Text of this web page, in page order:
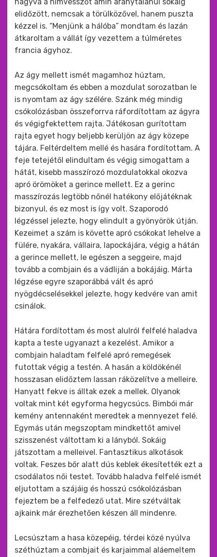
elidőzött, nemcsak a törülközővel, hanem puszta
kézzel is. “Menjünk a hálóba” mondtam és lazán
átkaroltam a vállát így vezettem a túlméretes
francia ágyhoz.
Az ágy mellett ismét magamhoz húztam,
megcsókoltam és ebben a mozdulat sorozatban le
is nyomtam az ágy szélére. Szánk még mindig
csókolózásban összeforrva ráfordítottam az ágyra
és végigfektettem rajta. Játékosan gurítottam
rajta egyet hogy beljebb kerüljön az ágy közepe
tájára. Feltérdeltem mellé és hasára fordítottam. A
feje tetejétől elindultam és végig simogattam a
hátát, kisebb masszírozó mozdulatokkal okozva
apró örömöket a gerince mellett. Ez a gerinc
masszírozás legtöbb nőnél hatékony előjátéknak
bizonyul, és ez most is így volt. Szaporodó
légzéssel jelezte, hogy elindult a gyönyörök útján.
Kezeimet a szám is követte apró csókokat lehelve a
fülére, nyakára, vállaira, lapockájára, végig a hátán
a gerince mellett, le egészen a seggeire, majd
tovább a combjain és a vádliján a bokájáig. Márta
légzése egyre szaporábbá vált és apró
nyögdécselésekkel jelezte, hogy kedvére van amit
csinálok.
Hátára fordítottam és most alulról felfelé haladva
kapta a teste ugyanazt a kezelést. Amikor a
combjain haladtam felfelé apró remegések
futottak végig a testén. A hasán a köldökénél
hosszasan elidőztem lassan ráközelítve a melleire.
Hanyatt fekve is álltak ezek a mellek. Olyanok
voltak mint két egyforma hegycsúcs. Bimbói már
kemény antennaként meredtek a mennyezet felé.
Egymás után megszoptam mindkettőt amivel
szisszenést váltottam ki a lányból. Sokáig
játszottam a melleivel. Fantasztikus alkotások
voltak. Feszes bőr alatt dús keblek ékesítették ezt a
csodálatos női testet. Tovább haladva felfelé ismét
eljutottam a szájáig és hosszú csókolózásban
fejeztem be a felfedező utat. Mire szétváltak
ajkaink már érezhetően készen áll mindenre.
Lecsúsztam a hasa közepéig, térdei közé nyúlva
széthúztam a combjait és karjaimmal aláemeltem